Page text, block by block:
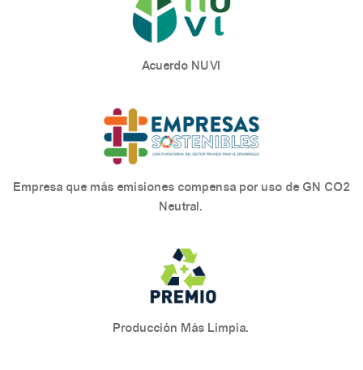
Acuerdo NUVI
Empresa que más emisiones compensa por uso de GN CO2
Neutral.
Producción Más Limpia.